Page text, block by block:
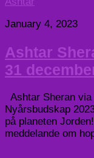
January 4, 2023
Ashtar
31
Ashtar Sheran
Nyårsbudskap
på planeten
meddelande om